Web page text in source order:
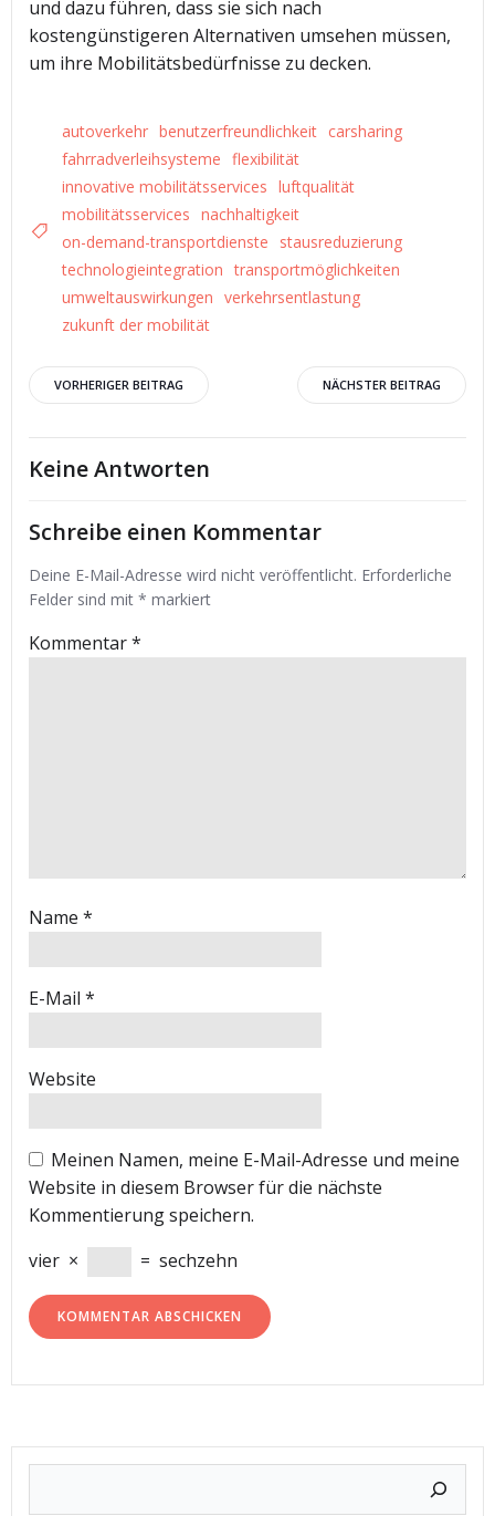
und dazu führen, dass sie sich nach
kostengünstigeren Alternativen umsehen müssen,
um ihre Mobilitätsbedürfnisse zu decken.
autoverkehr benutzerfreundlichkeit carsharing
fahrradverleihsysteme flexibilität
innovative mobilitätsservices luftqualität
mobilitätsservices nachhaltigkeit
on-demand-transportdienste
stausreduzierung
technologieintegration transportmöglichkeiten
umweltauswirkungen verkehrsentlastung
zukunft der mobilität
Beitrags-
Navigation
VORHERIGER BEITRAG
Beitrags-
Navigation
NÄCHSTER BEITRAG
Keine Antworten
Schreibe einen Kommentar
Deine E-Mail-Adresse wird nicht veröffentlicht. Erforderliche
Felder sind mit * markiert
Kommentar*
Name *
E-Mail *
Website
Meinen Namen, meine E-Mail-Adresse und meine
Website in diesem Browser für die nächste
Kommentierung speichern.
vier × = sechzehn